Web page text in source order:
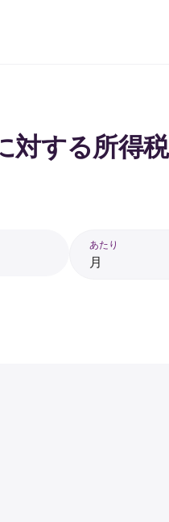
対する所得
あたり
月